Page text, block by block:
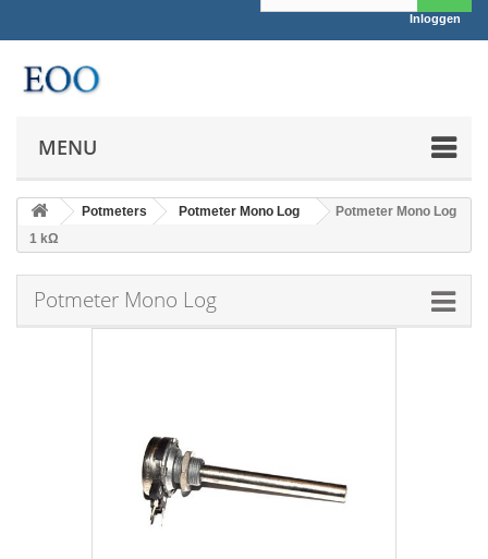
Inloggen
MENU
Potmeters Potmeter Mono Log
Potmeter Mono Log
1 kΩ
Potmeter Mono Log